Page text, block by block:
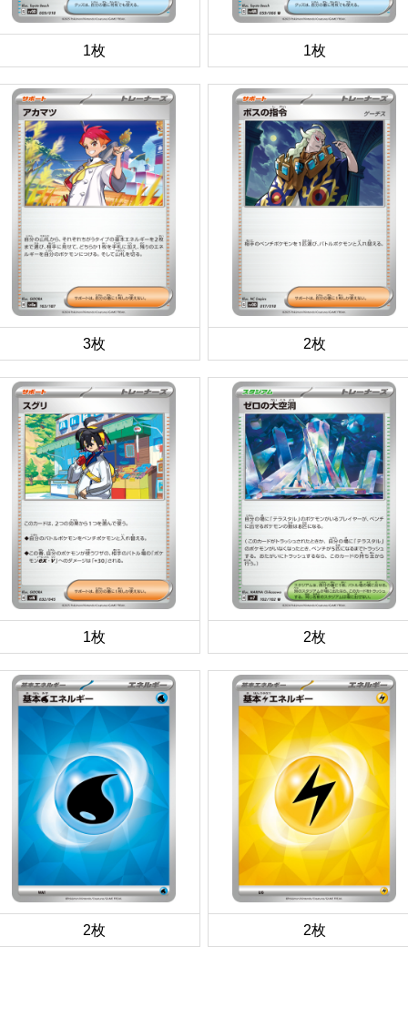
1枚 1枚
3枚 2枚
1枚 2枚
2枚 2枚